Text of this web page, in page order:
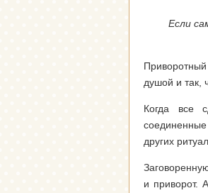
Если
душой и так,
Когда все
других
и приворот.